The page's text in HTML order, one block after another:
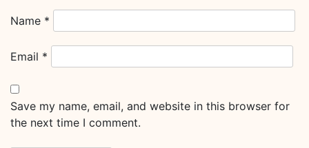
Name *
Email *
Save my name, email, and website in this browser for
the next time I comment.